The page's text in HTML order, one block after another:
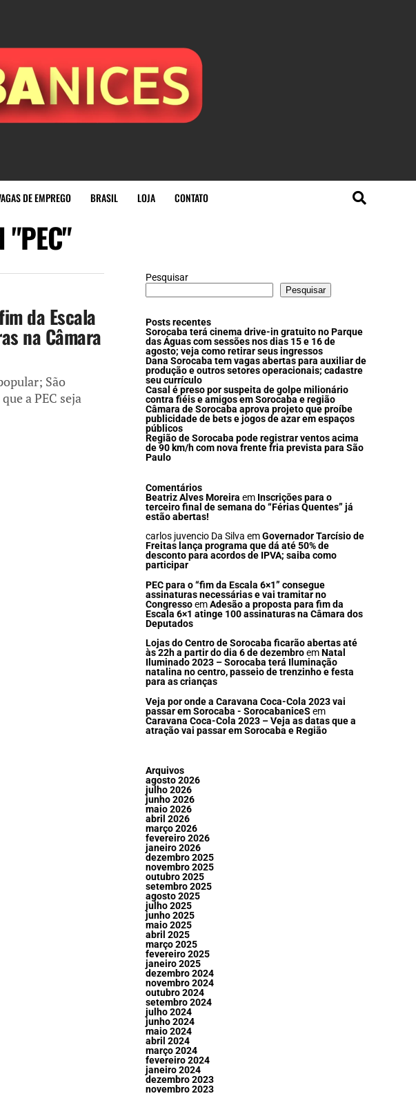
DE EMPREGO BRASIL LOJA CONTATO
da Escala
na Câmara
São
a PEC seja
Pesquisar
Pesquisar
Posts recentes
Sorocaba terá cinema drive-in gratuito no Parque
das Águas com sessões nos dias 15 e 16 de
agosto; veja como retirar seus ingressos
Dana Sorocaba tem vagas abertas para auxiliar de
produção e outros setores operacionais; cadastre
seu currículo
Casal é preso por suspeita de golpe milionário
contra fiéis e amigos em Sorocaba e região
Câmara de Sorocaba aprova projeto que proíbe
publicidade de bets e jogos de azar em espaços
públicos
Região de Sorocaba pode registrar ventos acima
de 90 km/h com nova frente fria prevista para São
Paulo
Comentários
Beatriz Alves Moreira em Inscrições para o
terceiro final de semana do “Férias Quentes” já
estão abertas!
carlos juvencio Da Silva emGovernador Tarcísio de
Freitas lança programa que dá até 50% de
desconto para acordos de IPVA; saiba como
participar
PEC para o “fim da Escala 6×1” consegue
assinaturas necessárias e vai tramitar no
CongressoemAdesão a proposta para fim da
Escala 6×1 atinge 100 assinaturas na Câmara dos
Deputados
Lojas do Centro de Sorocaba ficarão abertas até
às 22h a partir do dia 6 de dezembroemNatal
Iluminado 2023 – Sorocaba terá Iluminação
natalina no centro, passeio de trenzinho e festa
para as crianças
Veja por onde a Caravana Coca-Cola 2023 vai
passar em Sorocaba - SorocabaniceS em
Caravana Coca-Cola 2023 – Veja as datas que a
atração vai passar em Sorocaba e Região
Arquivos
agosto 2026
julho 2026
junho 2026
maio 2026
abril 2026
março 2026
fevereiro 2026
janeiro 2026
dezembro 2025
novembro 2025
outubro 2025
setembro 2025
agosto 2025
julho 2025
junho 2025
maio 2025
abril 2025
março 2025
fevereiro 2025
janeiro 2025
dezembro 2024
novembro 2024
outubro 2024
setembro 2024
julho 2024
junho 2024
maio 2024
abril 2024
março 2024
fevereiro 2024
janeiro 2024
dezembro 2023
novembro 2023